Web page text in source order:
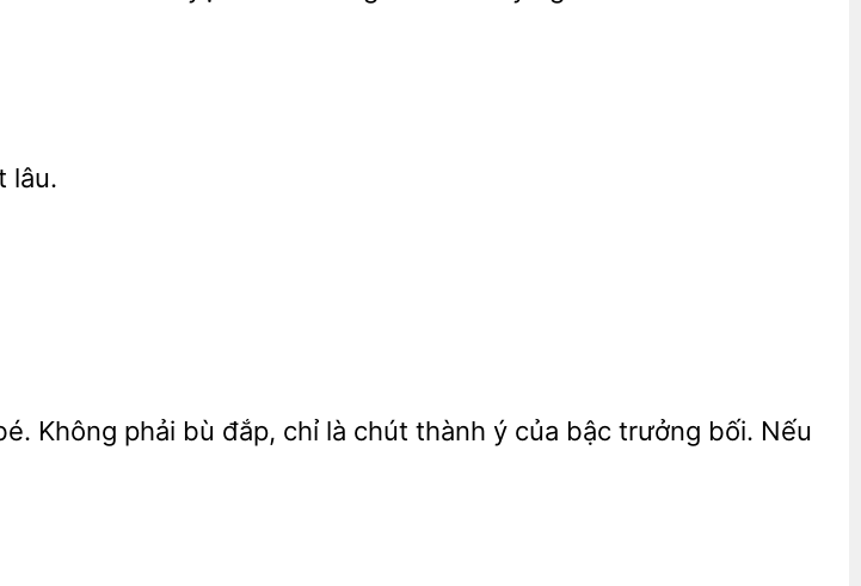
lâu.
Không phải bù đắp, chỉ là chút
ý của bậc trưởng bối. Nếu